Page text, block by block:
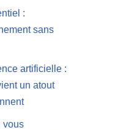
:
sans
artificielle :
un atout
vous